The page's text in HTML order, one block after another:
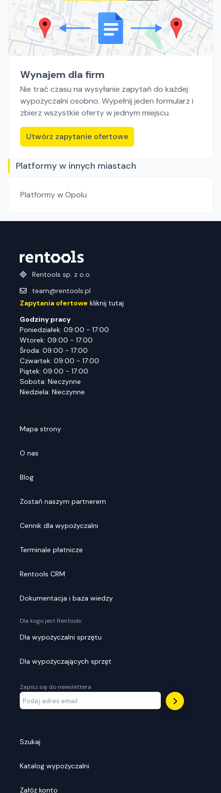
Wynajem dla firm
Nie trać czasu na wysyłanie zapytań do każdej
wypożyczalni osobno. Wypełnij jeden formularz i
zbierz wszystkie oferty w jednym miejscu.
Utwórz zapytanie ofertowe
Platformy w innych miastach
Platformyw Opolu
Rentools sp. z o.o.
team@rentools.pl
Zapytania ofertowe kliknij tutaj
Godziny pracy
Poniedziałek: 09:00 - 17:00
Wtorek: 09:00 - 17:00
Środa: 09:00 - 17:00
Czwartek: 09:00 - 17:00
Piątek: 09:00 - 17:00
Sobota: Nieczynne
Niedziela: Nieczynne
Mapa strony
O nas
Blog
Zostań naszym partnerem
Cennik dla wypożyczalni
Terminale płatnicze
Rentools CRM
Dokumentacja i baza wiedzy
Dla kogo jest Rentools:
Dla wypożyczalni sprzętu
Dla wypożyczających sprzęt
Zapisz się do newslettera
Szukaj
Katalog wypożyczalni
Załóż konto